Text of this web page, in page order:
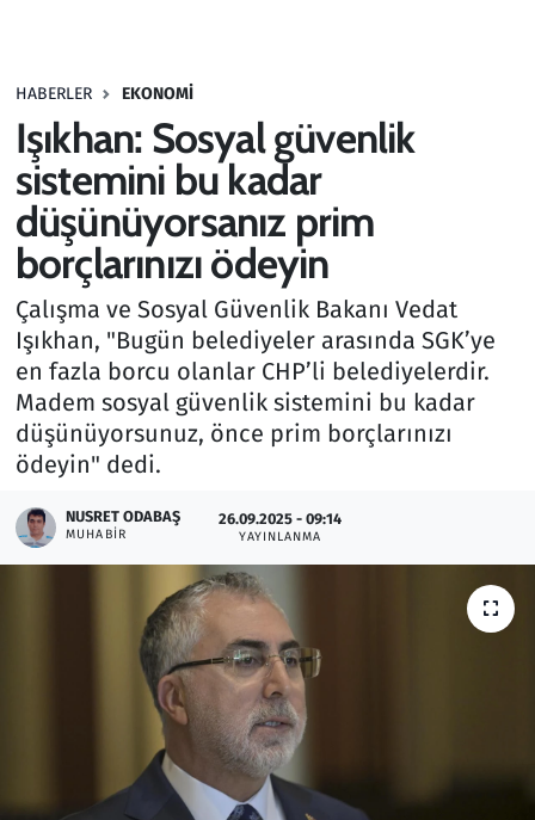
HABERLER EKONOMI
Işıkhan: Sosyal güvenlik
sistemini bu kadar
düşünüyorsanız prim
borçlarınızı ödeyin
Çalışma ve Sosyal Güvenlik Bakanı Vedat
Işıkhan, "Bugün belediyeler arasında SGK’ye
en fazla borcu olanlar CHP’li belediyelerdir.
Madem sosyal güvenlik sistemini bu kadar
düşünüyorsunuz, önce prim borçlarınızı
ödeyin" dedi.
NUSRET ODABAŞ
MUHABIR
26.09.2025 - 09:14
YAYINLANMA
Haber
Kültür Sanat
Kurumsal Haberler
Lezzet Durağı
Memur ve Kamu
Otomobil
Oyun
Ramazan
Resmi İlanlar
Rüya Tabirleri
Savunma Sanayi